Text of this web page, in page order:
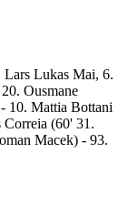
Lukas Mai, 6.
Ousmane
10. Mattia Bottani
Correia (60' 31.
Macek) - 93.